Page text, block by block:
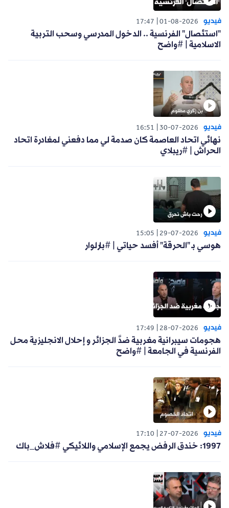
فيديو 01-08-2026
17:47
"استئصال" الفرنسية .. الدخول المدرسي وسحب التربية
الاسلامية | #واضح
فيديو 30-07-2026
16:51
نهائي اتحاد العاصمة كان صدمة لي مما دفعني لمغادرة اتحاد
الحراش | #ريبلاي
فيديو 29-07-2026
15:05
هوسي بـ "الحرقة" أفسد حياتي | #بارلوار
فيديو 28-07-2026
17:49
هجومات سيبرانية مغربية ضدَّ الجزائر و إحلال الانجليزية محل
الفرنسية في الجامعة | #واضح
فيديو 27-07-2026
17:10
1997: خندق الرفض يجمع الإسلامي واللائيكي #فلاش_باك